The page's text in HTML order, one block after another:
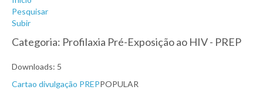
Pesquisar
Subir
Categoria: Profilaxia Pré-Exposição ao HIV - PREP
Downloads: 5
Cartao divulgação PREPPOPULAR